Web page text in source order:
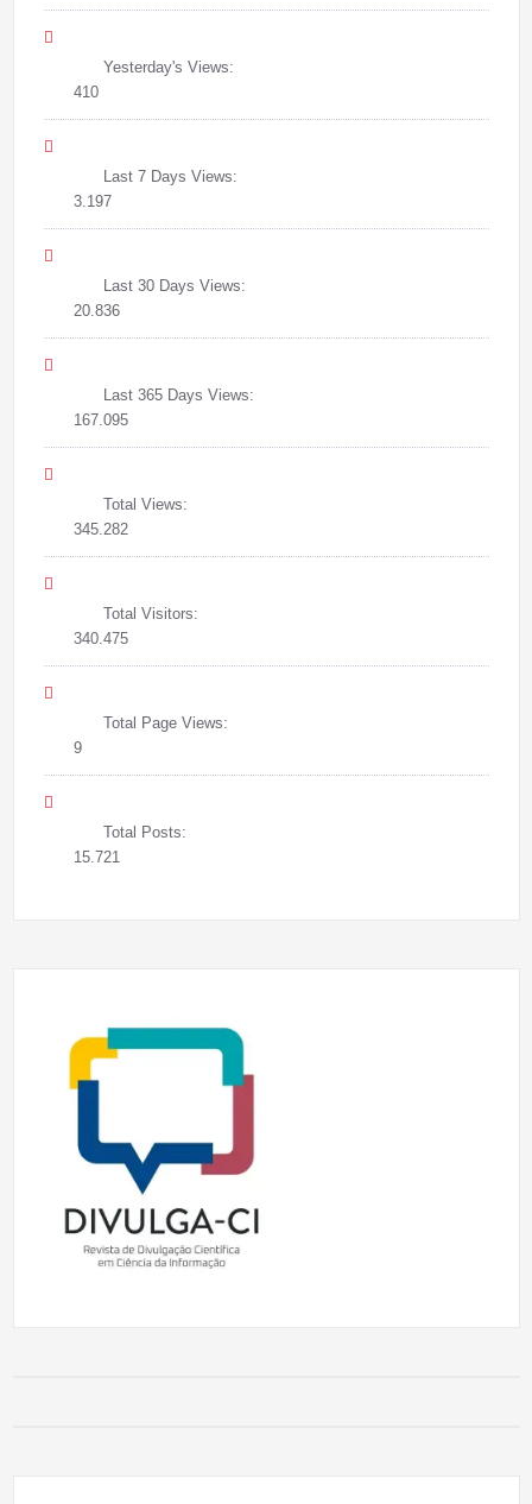
Yesterday's Views:
410
Last 7 Days Views:
3.197
Last 30 Days Views:
20.836
Last 365 Days Views:
167.095
Total Views:
345.282
Total Visitors:
340.475
Total Page Views:
9
Total Posts:
15.721